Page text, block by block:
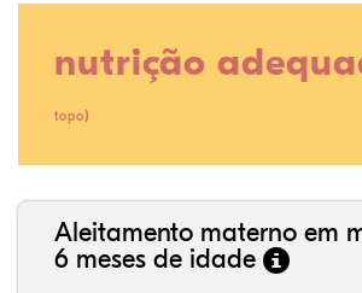
nutrição
topo)
Aleitamento materno em
6 meses de idade